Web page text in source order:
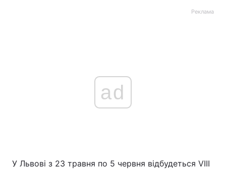
Реклама
ad
У Львові з 23 травня по 5 червня відбудеться VIII